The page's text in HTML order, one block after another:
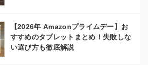
【2026年 Amazonプライムデー】お
すすめのタブレットまとめ！失敗しな
い選び方も徹底解説